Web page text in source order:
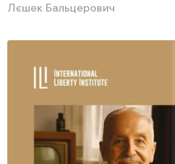
Лєшек Бальцерович